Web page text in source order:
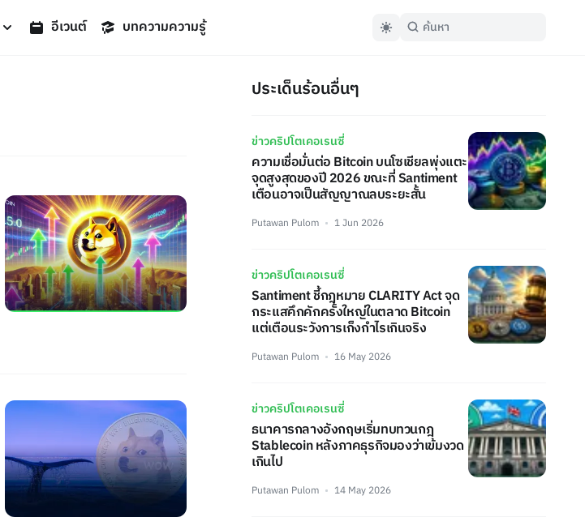
อีเวนต์ บทความความรู้
ประเด็นร้อนอื่นๆ
ข่าวคริปโตเคอเรนซี่
ความเชื่อมั่นต่อ Bitcoin บนโซเชียลพุ่งแตะ
จุดสูงสุดของปี 2026 ขณะที่ Santiment
เตือนอาจเป็นสัญญาณลบระยะสั้น
Putawan Pulom 1 Jun 2026
ข่าวคริปโตเคอเรนซี่
Santiment ชี้กฎหมาย CLARITY Act จุด
กระแสคึกคักครั้งใหญ่ในตลาด Bitcoin
แต่เตือนระวังการเก็งกำไรเกินจริง
Putawan Pulom 16 May 2026
ข่าวคริปโตเคอเรนซี่
ธนาคารกลางอังกฤษเริ่มทบทวนกฎ
Stablecoin หลังภาคธุรกิจมองว่าเข้มงวด
เกินไป
Putawan Pulom 14 May 2026